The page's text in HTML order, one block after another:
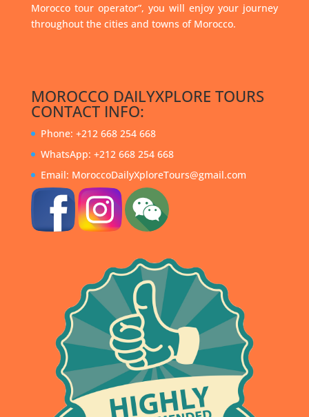
Morocco tour operator”, you will enjoy your journey
throughout the cities and towns of Morocco.
MOROCCO DAILYXPLORE TOURS
CONTACT INFO:
Phone: +212 668 254 668
WhatsApp: +212 668 254 668
Email: MoroccoDailyXploreTours@gmail.com